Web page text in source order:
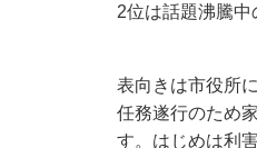
2位は話題沸騰中
表向きは市役所
任務遂行のため
す。はじめは利